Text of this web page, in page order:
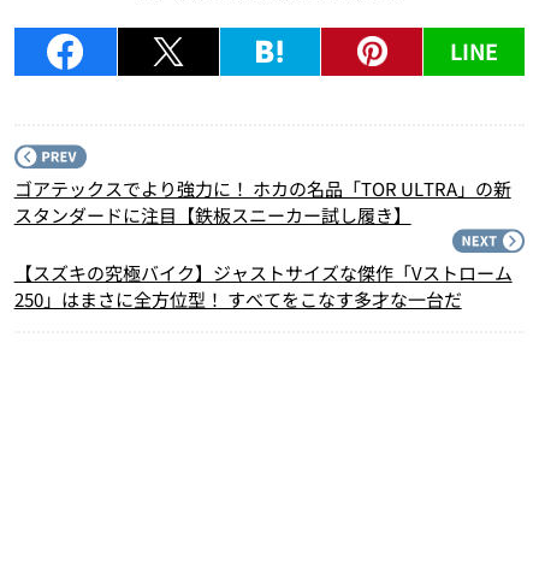
LINE
ゴアテックスでより強力に！ ホカの名品「TOR ULTRA」の新
スタンダードに注目【鉄板スニーカー試し履き】
【スズキの究極バイク】ジャストサイズな傑作「Vストローム
250」はまさに全方位型！ すべてをこなす多才な一台だ